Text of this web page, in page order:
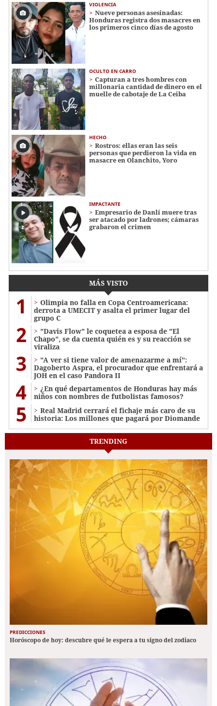
VIOLENCIA
Nueve personas asesinadas:
Honduras registra dos masacres en
los primeros cinco días de agosto
OCULTO EN CARRO
Capturan a tres hombres con
millonaria cantidad de dinero en el
muelle de cabotaje de La Ceiba
HECHO
Rostros: ellas eran las seis
personas que perdieron la vida en
masacre en Olanchito, Yoro
IMPACTANTE
Empresario de Danlí muere tras
ser atacado por ladrones; cámaras
grabaron el crimen
MÁS VISTO
1
Olimpia no falla en Copa Centroamericana:
derrota a UMECIT y asalta el primer lugar del
grupo C
2
"Davis Flow" le coquetea a esposa de "El
Chapo", se da cuenta quién es y su reacción se
viraliza
3
"A ver si tiene valor de amenazarme a mí":
Dagoberto Aspra, el procurador que enfrentará a
JOH en el caso Pandora II
4
¿En qué departamentos de Honduras hay más
niños con nombres de futbolistas famosos?
5
Real Madrid cerrará el fichaje más caro de su
historia: Los millones que pagará por Diomande
TRENDING
PREDICCIONES
Horóscopo de hoy: descubre qué le espera a tu signo del zodiaco